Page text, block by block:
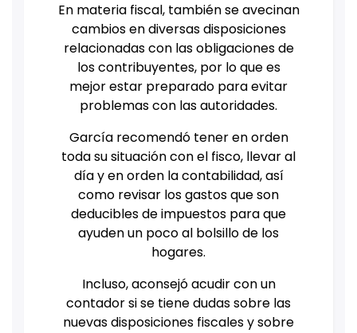
En materia fiscal, también se avecinan
cambios en diversas disposiciones
relacionadas con las obligaciones de
los contribuyentes, por lo que es
mejor estar preparado para evitar
problemas con las autoridades.
García recomendó tener en orden
toda su situación con el fisco, llevar al
día y en orden la contabilidad, así
como revisar los gastos que son
deducibles de impuestos para que
ayuden un poco al bolsillo de los
hogares.
Incluso, aconsejó acudir con un
contador si se tiene dudas sobre las
nuevas disposiciones fiscales y sobre